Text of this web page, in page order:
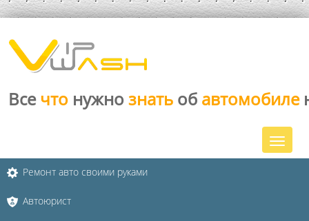
Все что нужно знать об автомобиле
Ремонт авто своими руками
Автоюрист